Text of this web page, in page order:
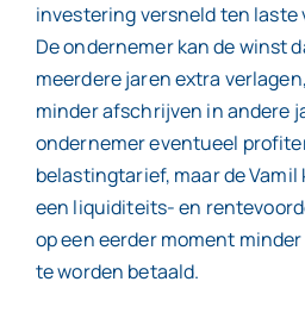
investering versneld ten laste
De ondernemer kan de winst
meerdere jaren extra
minder afschrijven in andere
ondernemer eventueel
belastingtarief, maar de Vamil
een liquiditeits- en
op een eerder moment
te worden betaald.